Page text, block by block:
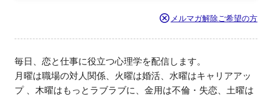
メルマガ解除ご希望の方
毎日、恋と仕事に役立つ心理学を配信します。
月曜は職場の対人関係、火曜は婚活、水曜はキャリアアッ
プ 、木曜はもっとラブラブに、金用は不倫・失恋、土曜は